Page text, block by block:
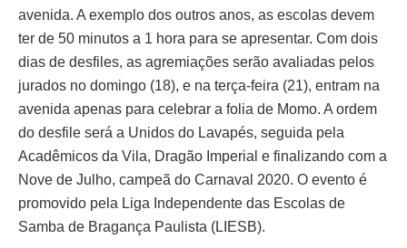
avenida. A exemplo dos outros anos, as escolas devem
ter de 50 minutos a 1 hora para se apresentar. Com dois
dias de desfiles, as agremiações serão avaliadas pelos
jurados no domingo (18), e na terça-feira (21), entram na
avenida apenas para celebrar a folia de Momo. A ordem
do desfile será a Unidos do Lavapés, seguida pela
Acadêmicos da Vila, Dragão Imperial e finalizando com a
Nove de Julho, campeã do Carnaval 2020. O evento é
promovido pela Liga Independente das Escolas de
Samba de Bragança Paulista (LIESB).